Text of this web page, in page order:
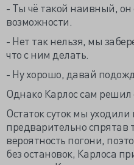
- Ты чё такой наивный,
возможности.
- Нет так нельзя, мы
что с ним делать.
- Ну хорошо, давай
Однако Карлос сам решил
Остаток суток мы
предварительно спрятав
вероятность погони,
без остановок, Карлоса